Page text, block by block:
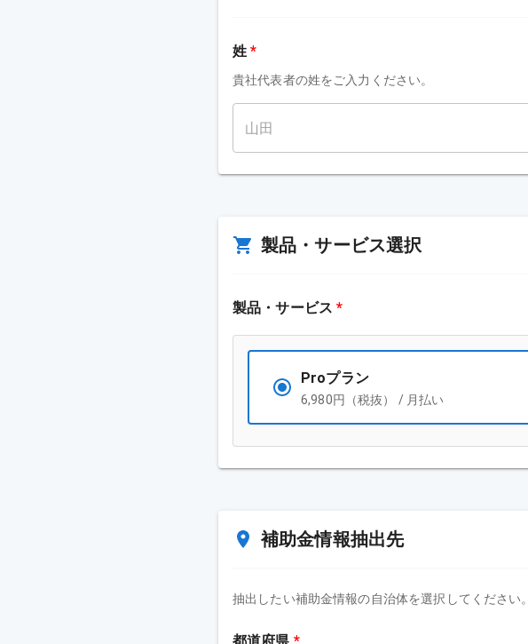
姓*
貴社代表者の姓をご入力ください。
製品・サービス選択
製品・サービス*
Proプラン
6,980円（税抜） / 月払い
補助金情報抽出先
抽出したい補助金情報の自治体を選択してください。